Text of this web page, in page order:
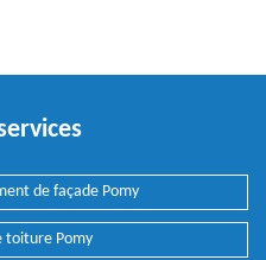
de façade Pomy
toiture Pomy